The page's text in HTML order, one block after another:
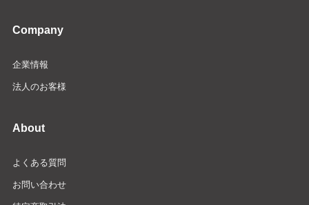
Company
企業情報
法人のお客様
About
よくある質問
お問い合わせ